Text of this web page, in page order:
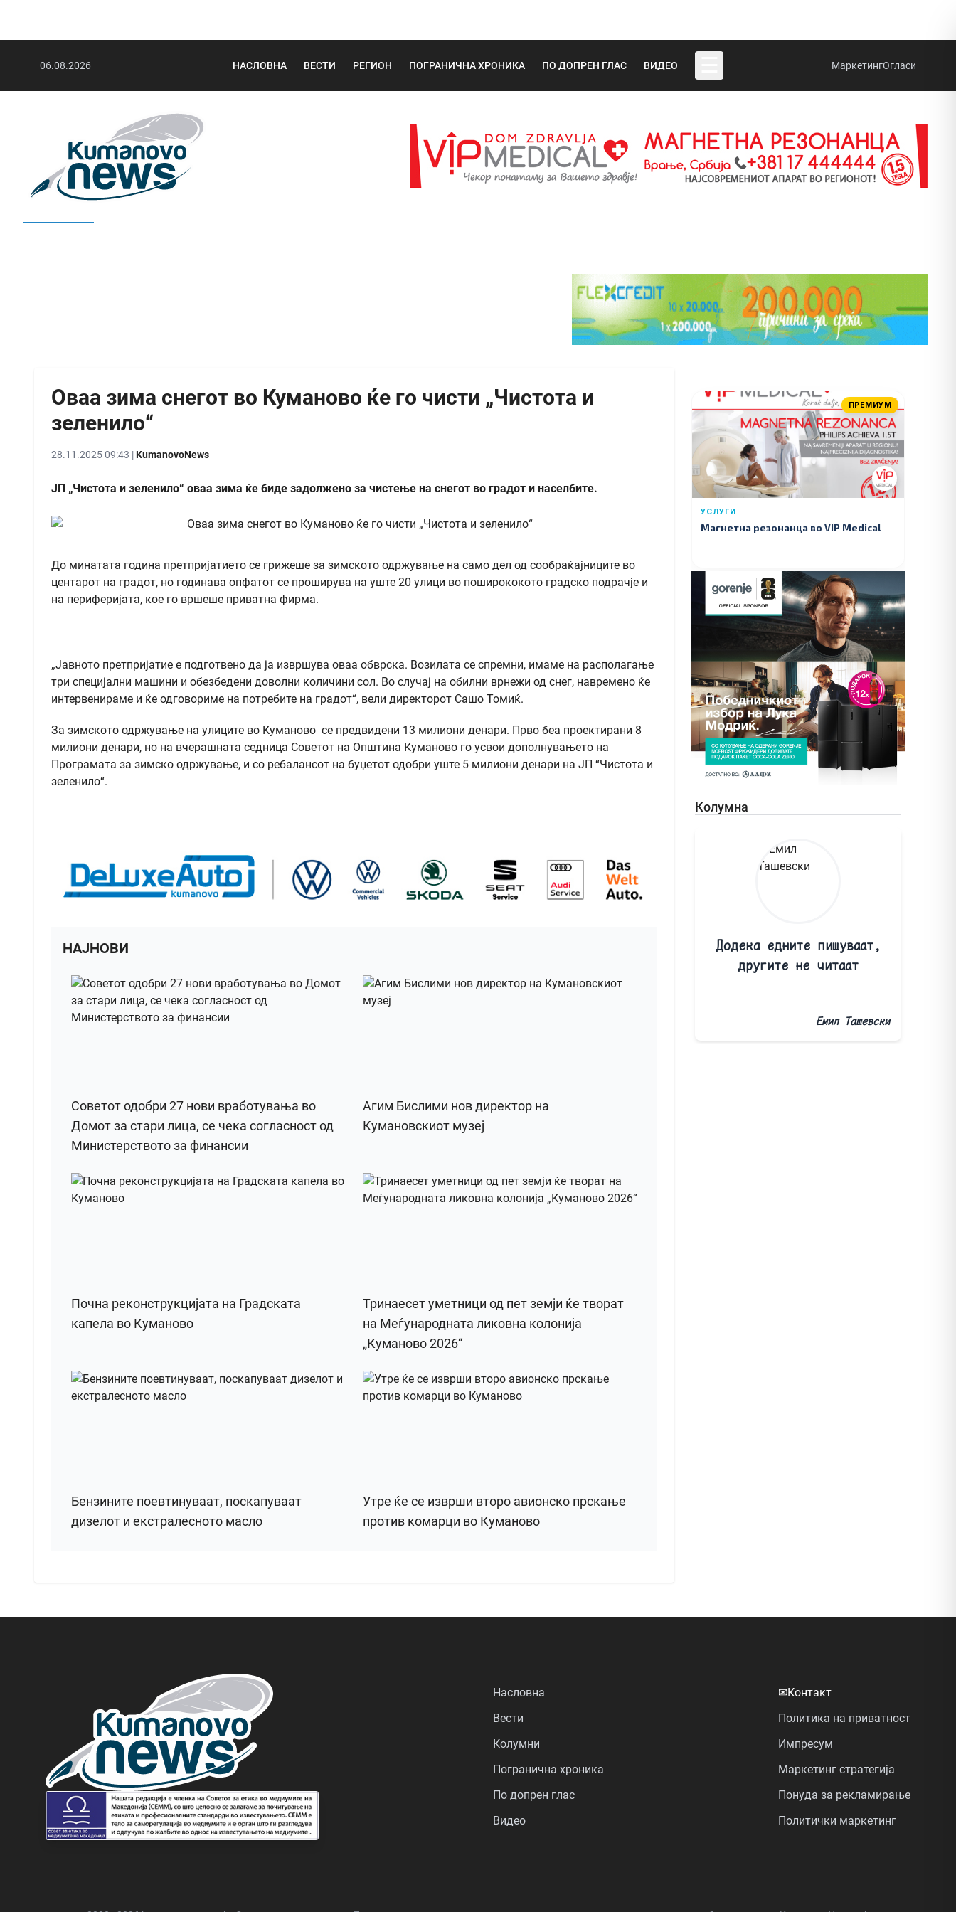
06.08.2026 НАСЛОВНА ВЕСТИ РЕГИОН ПОГРАНИЧНА ХРОНИКА ПО ДОПРЕН ГЛАС ВИДЕО МаркетингОгласи
Оваа зима снегот во Куманово ќе го чисти „Чистота и
зеленило“
28.11.2025 09:43 |KumanovoNews
ЈП „Чистота и зеленило“ оваа зима ќе биде задолжено за чистење на снегот во градот и населбите.
До минатата година претпријатието се грижеше за зимското одржување на само дел од сообраќајниците во
центарот на градот, но годинава опфатот се проширува на уште 20 улици во поширококото градско подрачје и
на периферијата, кое го вршеше приватна фирма.
„Јавното претпријатие е подготвено да ја извршува оваа обврска. Возилата се спремни, имаме на располагање
три специјални машини и обезбедени доволни количини сол. Во случај на обилни врнежи од снег, навремено ќе
интервенираме и ќе одговориме на потребите на градот“, вели директорот Сашо Томиќ.
За зимското одржување на улиците во Куманово се предвидени 13 милиони денари. Прво беа проектирани 8
милиони денари, но на вчерашната седница Советот на Општина Куманово го усвои дополнувањето на
Програмата за зимско одржување, и со ребалансот на буџетот одобри уште 5 милиони денари на ЈП “Чистота и
зеленило“.
НАЈНОВИ
Советот одобри 27 нови вработувања во
Домот за стари лица, се чека согласност од
Министерството за финансии
Агим Бислими нов директор на
Кумановскиот музеј
Почна реконструкцијата на Градската
капела во Куманово
Тринаесет уметници од пет земји ќе творат
на Меѓународната ликовна колонија
„Куманово 2026“
Бензините поевтинуваат, поскапуваат
дизелот и екстралесното масло
Утре ќе се изврши второ авионско прскање
против комарци во Куманово
ПРЕМИУМ
УСЛУГИ
Магнетна резонанца во VIP Medical
Колумна
Додека едните пишуваат,
другите не читаат
Емил Ташевски
Насловна
Вести
Колумни
Погранична хроника
По допрен глас
Видео
✉Контакт
Политика на приватност
Импресум
Маркетинг стратегија
Понуда за рекламирање
Политички маркетинг